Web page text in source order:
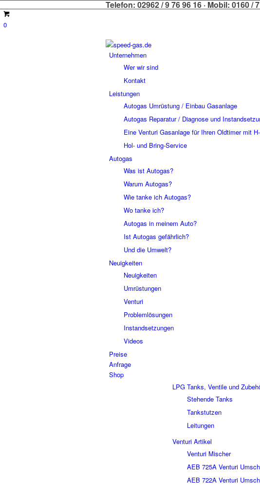
Telefon: 02962 / 9 76 96 16 · Mobil: 0160 /
0
Unternehmen
Wer wir sind
Kontakt
Leistungen
Autogas Umrüstung / Einbau Gasanlage
Autogas Reparatur / Diagnose und
Eine Venturi Gasanlage für Ihren Oldtimer mit
Hol- und Bring-Service
Autogas
Was ist Autogas?
Warum Autogas?
Wie tanke ich Autogas?
Wo tanke ich?
Autogas in meinem Auto?
Ist Autogas gefährlich?
Und die Umwelt?
Neuigkeiten
Neuigkeiten
Umrüstungen
Venturi
Problemlösungen
Instandsetzungen
Videos
Preise
Anfrage
Shop
LPG Tanks, Ventile und
Stehende Tanks
Tankstutzen
Leitungen
Venturi Artikel
Venturi Mischer
AEB 725A Venturi
AEB 722A Venturi